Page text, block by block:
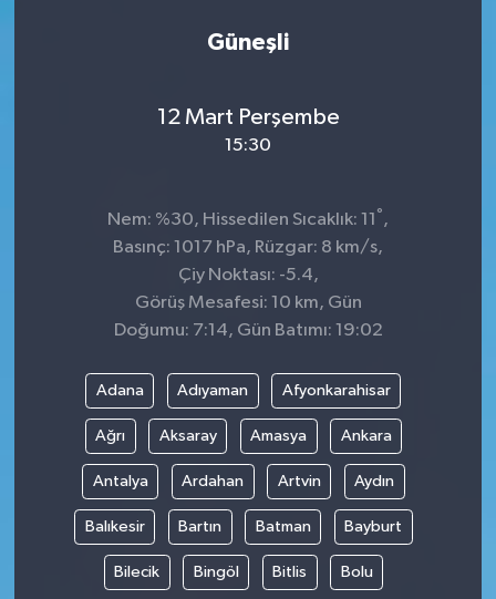
Güneşli
12 Mart Perşembe
15:30
Nem: %30, Hissedilen Sıcaklık: 11 °,
Basınç: 1017 hPa, Rüzgar: 8 km/s,
Çiy Noktası: -5.4,
Görüş Mesafesi: 10 km, Gün
Doğumu: 7:14, Gün Batımı: 19:02
Adana Adıyaman Afyonkarahisar
Ağrı Aksaray Amasya Ankara
Antalya Ardahan Artvin Aydın
Balıkesir Bartın Batman Bayburt
Bilecik Bingöl Bitlis Bolu